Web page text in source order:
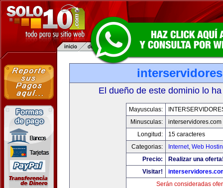
El dueño de este dominio lo
Mayusculas:
Minusculas:
interservidores.com
Longitud:
15 caracteres
Categorias:
Internet, Web
Precio:
Realizar una
Visitar!
Serán consideradas